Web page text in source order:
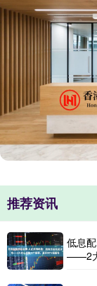
推荐资讯
低息
——2